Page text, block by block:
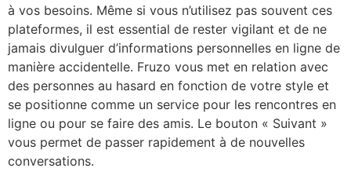
à vos besoins. Même si vous n’utilisez pas souvent ces
plateformes, il est essential de rester vigilant et de ne
jamais divulguer d’informations personnelles en ligne de
manière accidentelle. Fruzo vous met en relation avec
des personnes au hasard en fonction de votre style et
se positionne comme un service pour les rencontres en
ligne ou pour se faire des amis. Le bouton « Suivant »
vous permet de passer rapidement à de nouvelles
conversations.